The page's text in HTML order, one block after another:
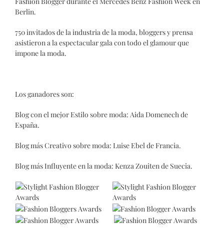
Berlin.
750 invitados de la industria de la moda, bloggers y prensa
asistieron a la espectacular gala con todo el glamour que
impone la moda.
Los ganadores son:
Blog con el mejor Estilo sobre moda: Aida Domenech de
España.
Blog más Creativo sobre moda: Luise Ebel de Francia.
Blog más Influyente en la moda: Kenza Zouiten de Suecia.